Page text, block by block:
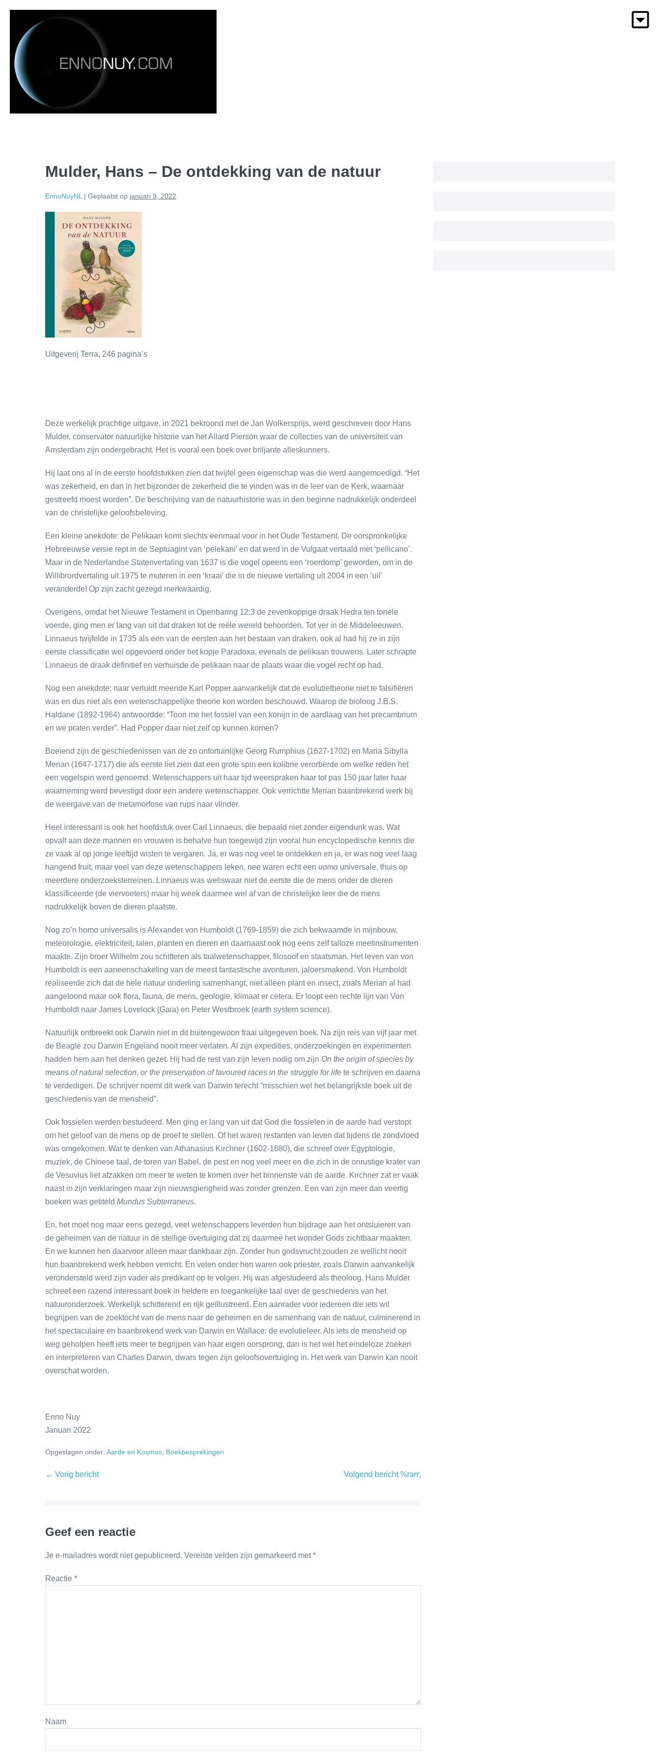
Mulder, Hans – De ontdekking van de natuur
EnnoNuyNL | Geplaatst op januari 9, 2022
Uitgeverij Terra, 246 pagina’s
Deze werkelijk prachtige uitgave, in 2021 bekroond met de Jan Wolkersprijs, werd geschreven door Hans
Mulder, conservator natuurlijke historie van het Allard Pierson waar de collecties van de universiteit van
Amsterdam zijn ondergebracht. Het is vooral een boek over briljante alleskunners.
Hij laat ons al in de eerste hoofdstukken zien dat twijfel geen eigenschap was die werd aangemoedigd. “Het
was zekerheid, en dan in het bijzonder de zekerheid die te vinden was in de leer van de Kerk, waarnaar
gestreefd moest worden”. De beschrijving van de natuurhistorie was in den beginne nadrukkelijk onderdeel
van de christelijke geloofsbeleving.
Een kleine anekdote: de Pelikaan komt slechts eenmaal voor in het Oude Testament. De oorspronkelijke
Hebreeuwse versie rept in de Septuagint van ‘pelekani’ en dat werd in de Vulgaat vertaald met ‘pellicano’.
Maar in de Nederlandse Statenvertaling van 1637 is die vogel opeens een ‘roerdomp’ geworden, om in de
Willibrordvertaling uit 1975 te muteren in een ‘kraai’ die in de nieuwe vertaling uit 2004 in een ‘uil’
veranderde! Op zijn zacht gezegd merkwaardig.
Overigens, omdat het Nieuwe Testament in Openbaring 12:3 de zevenkoppige draak Hedra ten tonele
voerde, ging men er lang van uit dat draken tot de reële wereld behoorden. Tot ver in de Middeleeuwen.
Linnaeus twijfelde in 1735 als een van de eersten aan het bestaan van draken, ook al had hij ze in zijn
eerste classificatie wel opgevoerd onder het kopje Paradoxa, evenals de pelikaan trouwens. Later schrapte
Linnaeus de draak definitief en verhuisde de pelikaan naar de plaats waar die vogel recht op had.
Nog een anekdote: naar verluidt meende Karl Popper aanvankelijk dat de evolutietheorie niet te falsifiëren
was en dus niet als een wetenschappelijke theorie kon worden beschouwd. Waarop de bioloog J.B.S.
Haldane (1892-1964) antwoordde: “Toon me het fossiel van een konijn in de aardlaag van het precambrium
en we praten verder”. Had Popper daar niet zelf op kunnen komen?
Boeiend zijn de geschiedenissen van de zo onfortuinlijke Georg Rumphius (1627-1702) en Maria Sibylla
Merian (1647-1717) die als eerste liet zien dat een grote spin een kolibrie verorberde om welke reden het
een vogelspin werd genoemd. Wetenschappers uit haar tijd weerspraken haar tot pas 150 jaar later haar
waarneming werd bevestigd door een andere wetenschapper. Ook verrichtte Merian baanbrekend werk bij
de weergave van de metamorfose van rups naar vlinder.
Heel interessant is ook het hoofdstuk over Carl Linnaeus, die bepaald niet zonder eigendunk was. Wat
opvalt aan deze mannen en vrouwen is behalve hun toegewijd zijn vooral hun encyclopedische kennis die
ze vaak al op jonge leeftijd wisten te vergaren. Ja, er was nog veel te ontdekken en ja, er was nog veel laag
hangend fruit, maar veel van deze wetenschappers leken, nee waren echt een uomo universale, thuis op
meerdere onderzoeksterreinen. Linnaeus was weliswaar niet de eerste die de mens onder de dieren
klassificeerde (de viervoeters) maar hij week daarmee wel af van de christelijke leer die de mens
nadrukkelijk boven de dieren plaatste.
Nog zo’n homo universalis is Alexander von Humboldt (1769-1859) die zich bekwaamde in mijnbouw,
meteorologie, elektriciteit, talen, planten en dieren en daarnaast ook nog eens zelf talloze meetinstrumenten
maakte. Zijn broer Wilhelm zou schitteren als taalwetenschapper, filosoof en staatsman. Het leven van von
Humboldt is een aaneenschakeling van de meest fantastische avonturen, jaloersmakend. Von Humboldt
realiseerde zich dat de hele natuur onderling samenhangt, niet alleen plant en insect, zoals Merian al had
aangetoond maar ook flora, fauna, de mens, geologie, klimaat er cetera. Er loopt een rechte lijn van Von
Humboldt naar James Lovelock (Gaia) en Peter Westbroek (earth system science).
Natuurlijk ontbreekt ook Darwin niet in dit buitengewoon fraai uitgegeven boek. Na zijn reis van vijf jaar met
de Beagle zou Darwin Engeland nooit meer verlaten. Al zijn expedities, onderzoekingen en experimenten
hadden hem aan het denken gezet. Hij had de rest van zijn leven nodig om zijn On the origin of species by
means of natural selection, or the preservation of favoured races in the struggle for life te schrijven en daarna
te verdedigen. De schrijver noemt dit werk van Darwin terecht “misschien wel het belangrijkste boek uit de
geschiedenis van de mensheid”.
Ook fossielen werden bestudeerd. Men ging er lang van uit dat God die fossielen in de aarde had verstopt
om het geloof van de mens op de proef te stellen. Of het waren restanten van leven dat tijdens de zondvloed
was omgekomen. Wat te denken van Athanasius Kirchner (1602-1680), die schreef over Egyptologie,
muziek, de Chinese taal, de toren van Babel, de pest en nog veel meer en die zich in de onrustige krater van
de Vesuvius liet afzakken om meer te weten te komen over het binnenste van de aarde. Kirchner zat er vaak
naast in zijn verklaringen maar zijn nieuwsgierigheid was zonder grenzen. Een van zijn meer dan veertig
boeken was getiteld Mundus Subterraneus.
En, het moet nog maar eens gezegd, veel wetenschappers leverden hun bijdrage aan het ontsluieren van
de geheimen van de natuur in de stellige overtuiging dat zij daarmee het wonder Gods zichtbaar maakten.
En we kunnen hen daarvoor alleen maar dankbaar zijn. Zonder hun godsvrucht zouden ze wellicht nooit
hun baanbrekend werk hebben verricht. En velen onder hen waren ook priester, zoals Darwin aanvankelijk
verondersteld werd zijn vader als predikant op te volgen. Hij was afgestudeerd als theoloog. Hans Mulder
schreef een razend interessant boek in heldere en toegankelijke taal over de geschiedenis van het
natuuronderzoek. Werkelijk schitterend en rijk geïllustreerd. Een aanrader voor iedereen die iets wil
begrijpen van de zoektocht van de mens naar de geheimen en de samenhang van de natuur, culminerend in
het spectaculaire en baanbrekend werk van Darwin en Wallace: de evolutieleer. Als iets de mensheid op
weg geholpen heeft iets meer te begrijpen van haar eigen oorsprong, dan is het wel het eindeloze zoeken
en interpreteren van Charles Darwin, dwars tegen zijn geloofsovertuiging in. Het werk van Darwin kan nooit
overschat worden.
Enno Nuy
Januari 2022
Opgeslagen onder: Aarde en Kosmos Boekbesprekingen
← Vorig bericht Volgend bericht %rarr;
Geef een reactie
Je e-mailadres wordt niet gepubliceerd. Vereiste velden zijn gemarkeerd met*
Reactie *
Naam